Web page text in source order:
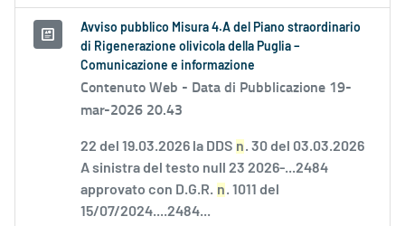
Avviso pubblico Misura 4.A del Piano straordinario
di Rigenerazione olivicola della Puglia –
Comunicazione e informazione
Contenuto Web - Data di Pubblicazione 19-
mar-2026 20.43
22 del 19.03.2026 la DDS n. 30 del 03.03.2026
A sinistra del testo null 23 2026-...2484
approvato con D.G.R. n. 1011 del
15/07/2024....2484...